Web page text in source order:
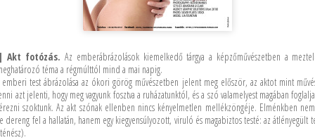
Akt fotózás. Az emberábrázolások kiemelkedő tárgya a képzőművészetben a
téma a régmúlttól mind a mai napig.
test ábrázolása az ókori görög művészetben jelent meg először, az aktot mint
azt jelenti, hogy meg vagyunk fosztva a ruházatunktól, és a szó valamelyest magában
szoktunk. Az akt szónak ellenben nincs kényelmetlen mellékzöngéje. Elménkben nem
dereng fel a hallatán, hanem egy kiegyensúlyozott, viruló és magabiztos testé: az átlényegült